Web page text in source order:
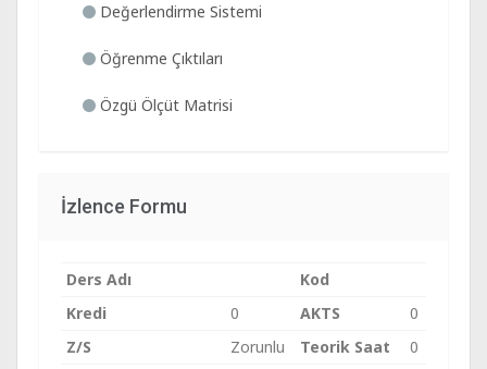
Değerlendirme Sistemi
Öğrenme Çıktıları
Özgü Ölçüt Matrisi
İzlence Formu
Ders Adı
Kod
Kredi
0 AKTS
0
Z/S
Zorunlu Teorik Saat
0